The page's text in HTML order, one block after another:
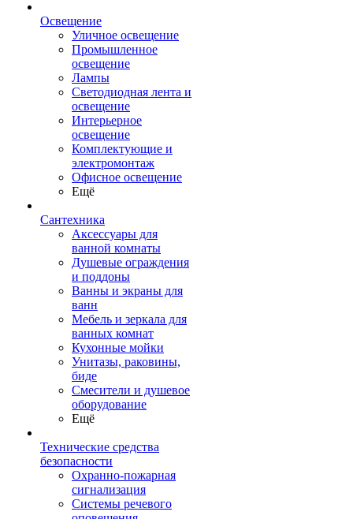
Освещение
Уличное освещение
Промышленное
освещение
Лампы
Светодиодная лента и
освещение
Интерьерное
освещение
Комплектующие и
электромонтаж
Офисное освещение
Ещё
Сантехника
Аксессуары для
ванной комнаты
Душевые ограждения
и поддоны
Ванны и экраны для
ванн
Мебель и зеркала для
ванных комнат
Кухонные мойки
Унитазы, раковины,
биде
Смесители и душевое
оборудование
Ещё
Технические средства
безопасности
Охранно-пожарная
сигнализация
Системы речевого